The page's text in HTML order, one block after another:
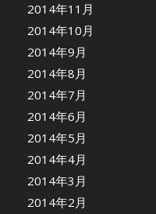
2014年11月
2014年10月
2014年9月
2014年8月
2014年7月
2014年6月
2014年5月
2014年4月
2014年3月
2014年2月